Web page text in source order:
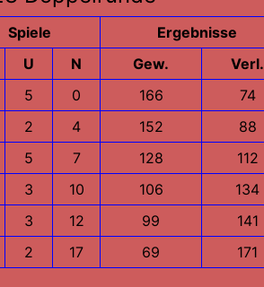
Spiele Ergebnisse
U N Gew. Verl.
5 0 166 74
2 4 152 88
5 7 128 112
3 10 106 134
3 12 99 141
2 17 69 171